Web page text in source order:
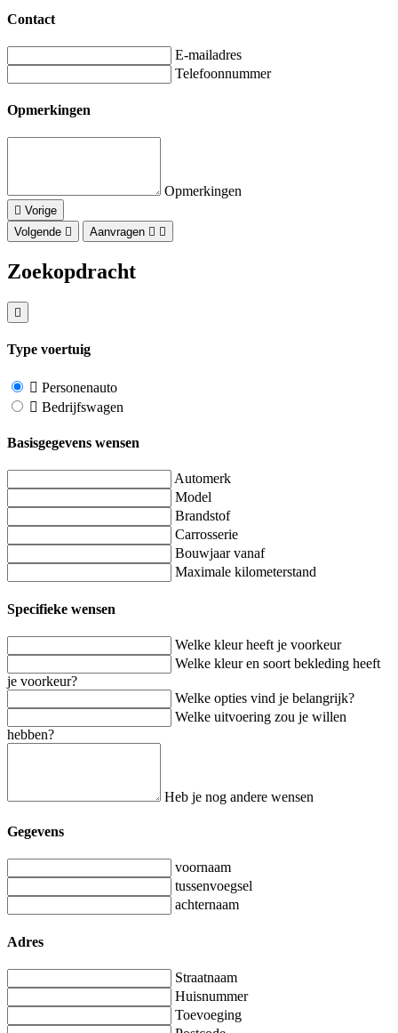
Contact
E-mailadres
Telefoonnummer
Opmerkingen
Opmerkingen
Vorige
Volgende
Aanvragen
Zoekopdracht
Type voertuig
Personenauto
Bedrijfswagen
Basisgegevens wensen
Automerk
Model
Brandstof
Carrosserie
Bouwjaar vanaf
Maximale kilometerstand
Specifieke wensen
Welke kleur heeft je voorkeur
Welke kleur en soort bekleding heeft
je voorkeur?
Welke opties vind je belangrijk?
Welke uitvoering zou je willen
hebben?
Heb je nog andere wensen
Gegevens
voornaam
tussenvoegsel
achternaam
Adres
Straatnaam
Huisnummer
Toevoeging